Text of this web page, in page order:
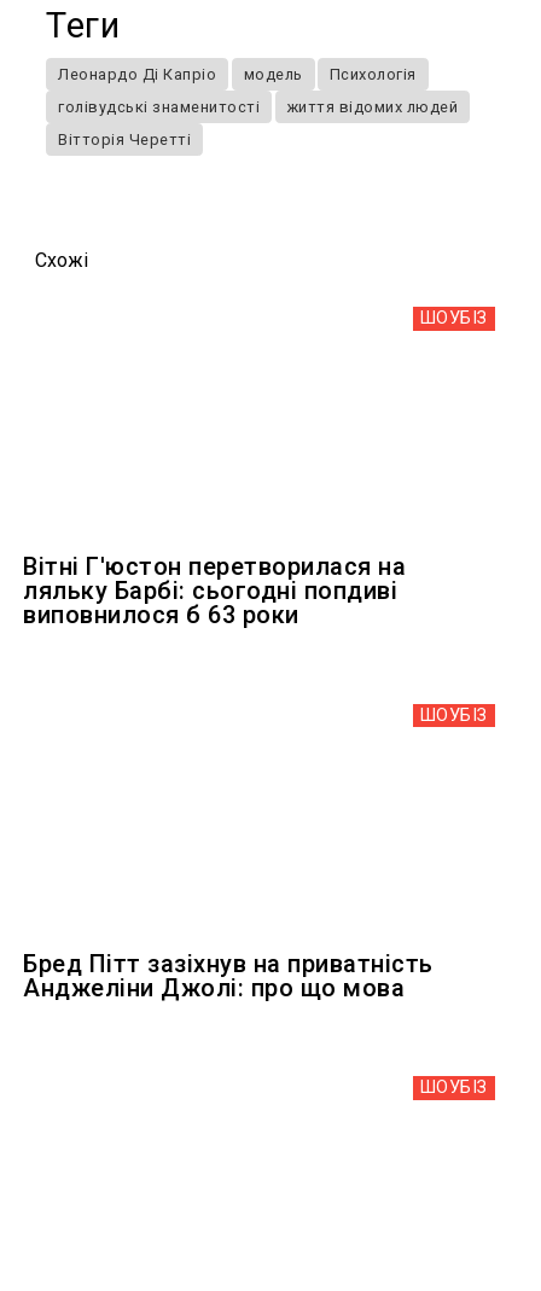
Теги
Леонардо Ді Капріо модель
Психологія
голівудські знаменитості
життя відомих людей
Вітторія Черетті
Схожi
ШОУБIЗ
Вітні Г'юстон перетворилася на
ляльку Барбі: сьогодні попдиві
виповнилося б 63 роки
ШОУБIЗ
Бред Пітт зазіхнув на приватність
Анджеліни Джолі: про що мова
ШОУБIЗ